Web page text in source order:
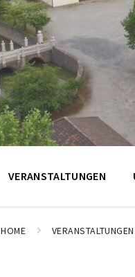
VERANSTALTUNGEN
HOME VERANSTALTUNGEN